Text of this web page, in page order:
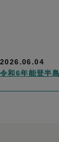
2026.06.04
令和6年能登半